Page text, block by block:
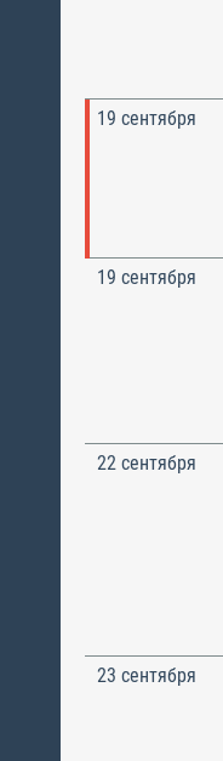
19 сентября
19 сентября
22 сентября
23 сентября